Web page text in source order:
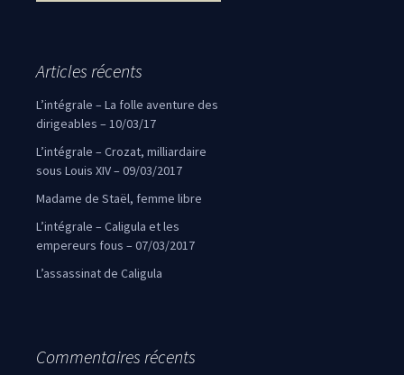
Articles récents
L’intégrale – La folle aventure des
dirigeables – 10/03/17
L’intégrale – Crozat, milliardaire
sous Louis XIV – 09/03/2017
Madame de Staël, femme libre
L’intégrale – Caligula et les
empereurs fous – 07/03/2017
L’assassinat de Caligula
Commentaires récents